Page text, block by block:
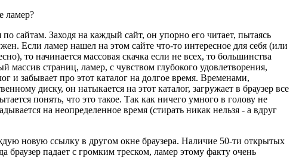
ламер?
сайтам. Заходя на каждый сайт, он упорно его читает, пытаясь
Если ламер нашел на этом сайте что-то интересное для себя (или
то начинается массовая скачка если не всех, то большинства
массив страниц, ламер, с чувством глубокого удовлетворения,
и забывает про этот каталог на долгое время. Временами,
диску, он натыкается на этот каталог, загружает в браузер все
понять, что это такое. Так как ничего умного в голову не
на неопределенное время (стирать никак нельзя - а вдруг
новую ссылку в другом окне браузера. Наличие 50-ти открытых
браузер падает с громким треском, ламер этому факту очень